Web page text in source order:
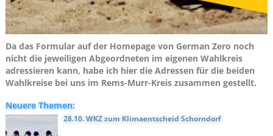
Da das Formular auf der Homepage von German Zero noch
nicht die jeweiligen Abgeordneten im eigenen Wahlkreis
adressieren kann, habe ich hier die Adressen für die beiden
Wahlkreise bei uns im Rems-Murr-Kreis zusammen gestellt.
Neuere Themen:
28.10. WKZ zum Klimaentscheid Schorndorf